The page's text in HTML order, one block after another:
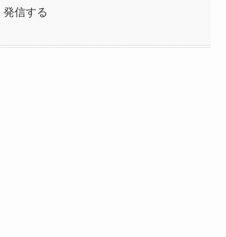
信する